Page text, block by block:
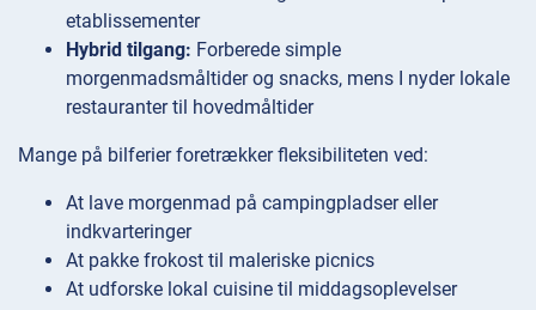
etablissementer
Hybrid tilgang: Forberede simple
morgenmadsmåltider og snacks, mens I nyder lokale
restauranter til hovedmåltider
Mange på bilferier foretrækker fleksibiliteten ved:
At lave morgenmad på campingpladser eller
indkvarteringer
At pakke frokost til maleriske picnics
At udforske lokal cuisine til middagsoplevelser